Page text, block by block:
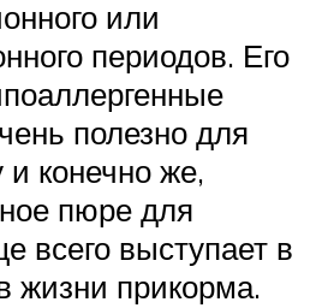
или
периодов. Его
полезно для
конечно же,
пюре для
всего выступает в
жизни прикорма.